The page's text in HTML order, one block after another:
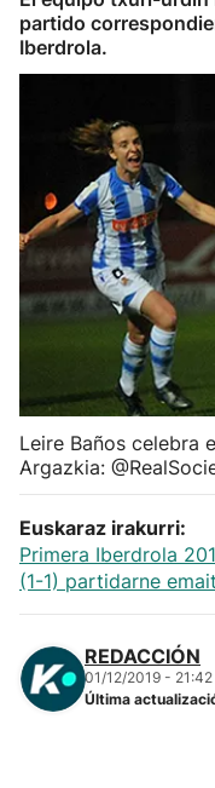
Remo
Baloncesto
Ciclismo
Herri-kirolak
Balonmano
Kirolak 360
Atletismo
Carreras de
Más deportes
"Helmuga"
partido
Iberdrola.
Leire Baños celebra
Argazkia:
Euskaraz irakurri:
Primera Iberdrola
(1-1) partidarne
REDACCIÓN
01/12/2019 - 21:42
Última